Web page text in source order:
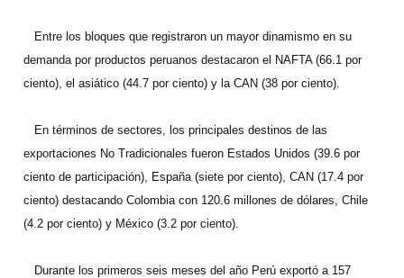
Entre los bloques que registraron un mayor dinamismo en su
demanda por productos peruanos destacaron el NAFTA (66.1 por
ciento), el asiático (44.7 por ciento) y la CAN (38 por ciento).
En términos de sectores, los principales destinos de las
exportaciones No Tradicionales fueron Estados Unidos (39.6 por
ciento de participación), España (siete por ciento), CAN (17.4 por
ciento) destacando Colombia con 120.6 millones de dólares, Chile
(4.2 por ciento) y México (3.2 por ciento).
Durante los primeros seis meses del año Perú exportó a 157